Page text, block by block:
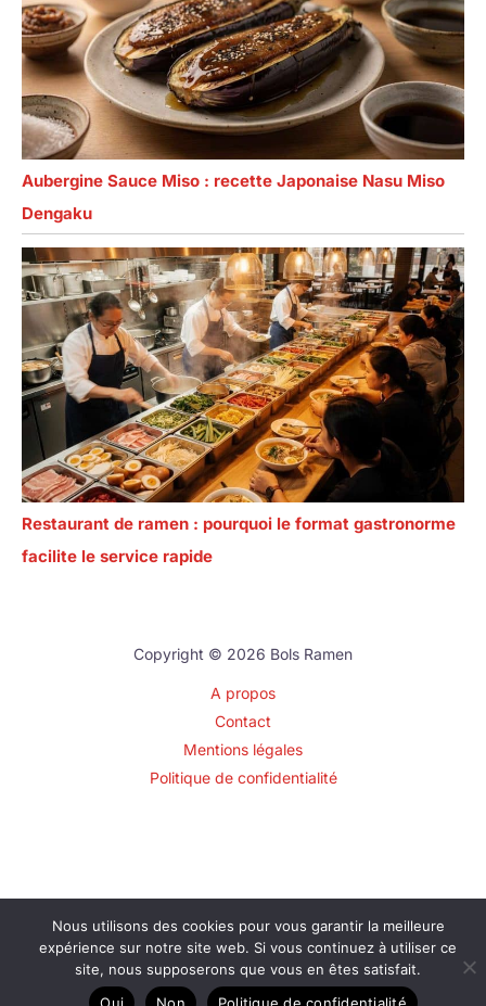
Aubergine Sauce Miso : recette Japonaise Nasu Miso
Dengaku
Restaurant de ramen : pourquoi le format gastronorme
facilite le service rapide
Copyright © 2026 Bols Ramen
A propos
Contact
Mentions légales
Politique de confidentialité
Nous utilisons des cookies pour vous garantir la meilleure
expérience sur notre site web. Si vous continuez à utiliser ce
site, nous supposerons que vous en êtes satisfait.
Oui
Non Politique de confidentialité